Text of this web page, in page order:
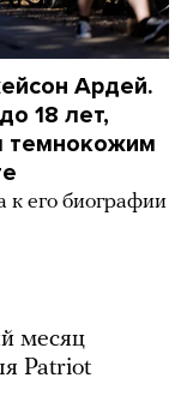
Ардей.
18 лет,
темнокожим
к его биографии
месяц
Patriot